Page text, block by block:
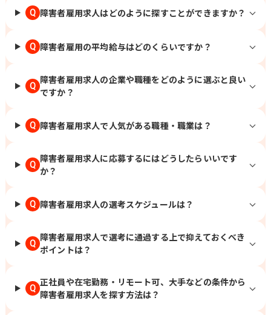
Q 障害者雇用求人はどのように探すことができますか？
Q 障害者雇用の平均給与はどのくらいですか？
Q
障害者雇用求人の企業や職種をどのように選ぶと良い
ですか？
Q 障害者雇用求人で人気がある職種・職業は？
Q
障害者雇用求人に応募するにはどうしたらいいです
か？
Q 障害者雇用求人の選考スケジュールは？
Q
障害者雇用求人で選考に通過する上で抑えておくべき
ポイントは？
Q
正社員や在宅勤務・リモート可、大手などの条件から
障害者雇用求人を探す方法は？